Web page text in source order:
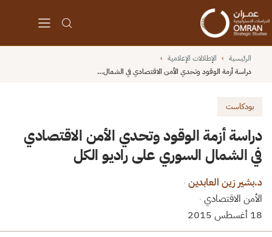
الرئيسية › الإطلالات الإعلامية ›
دراسة أزمة الوقود وتحدي الأمن الاقتصادي في الشمال…
بودكاست
دراسة أزمة الوقود وتحدي الأمن الاقتصادي
في الشمال السوري على راديو الكل
د.بشير زين العابدين ·
الأمن الاقتصادي ·
18 أغسطس 2015